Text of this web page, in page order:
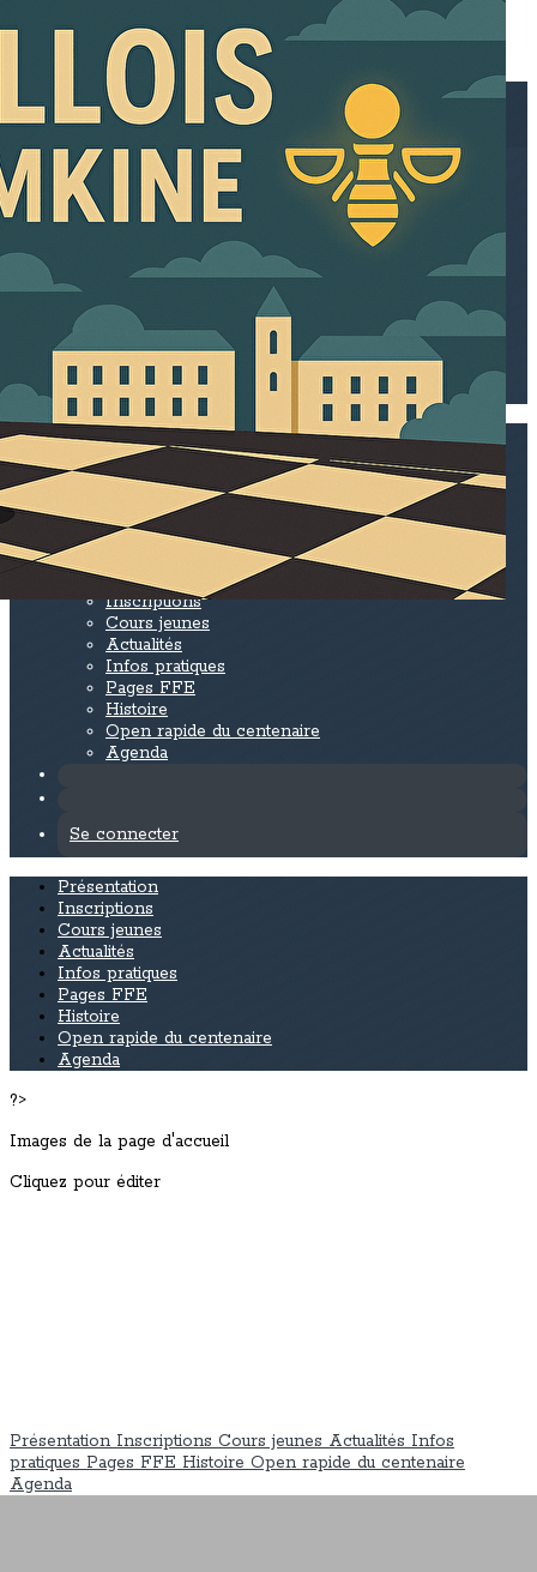
Exporter les lignes sélectionnées
Exporter toutes les colonnes
Exporter uniquement les colonnes affichées
<
>
Présentation
Cours jeunes
Actualités
Infos pratiques
Pages FFE
Histoire
Open rapide du centenaire
Agenda
Ajoutez un logo, un bouton, des réseaux sociaux
Cliquez pour éditer
Le cercle d'échecs de Levallois-Potemkine
Présentation
Inscriptions
Cours jeunes
Actualités
Infos pratiques
Pages FFE
Histoire
Open rapide du centenaire
Agenda
Se connecter
Présentation
Inscriptions
Cours jeunes
Actualités
Infos pratiques
Pages FFE
Histoire
Open rapide du centenaire
Agenda
?>
Images de la page d'accueil
Cliquez pour éditer
Présentation Inscriptions Cours jeunes Actualités Infos
pratiques Pages FFE Histoire Open rapide du centenaire
Agenda